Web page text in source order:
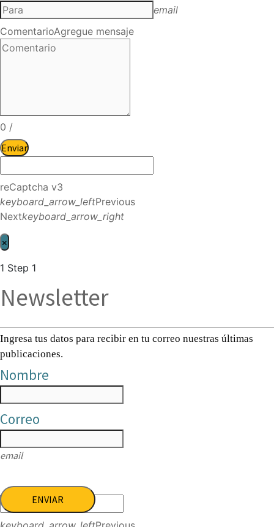
email
ComentarioAgregue mensaje
0 /
Enviar
reCaptcha v3
keyboard_arrow_leftPrevious
Nextkeyboard_arrow_right
×
1 Step 1
Newsletter
Ingresa tus datos para recibir en tu correo nuestras últimas
publicaciones.
Nombre
Correo
email
ENVIAR